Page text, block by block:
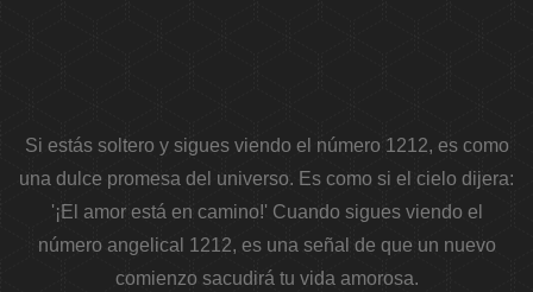
Si estás soltero y sigues viendo el número 1212, es como
una dulce promesa del universo. Es como si el cielo dijera:
'¡El amor está en camino!' Cuando sigues viendo el
número angelical 1212, es una señal de que un nuevo
comienzo sacudirá tu vida amorosa.